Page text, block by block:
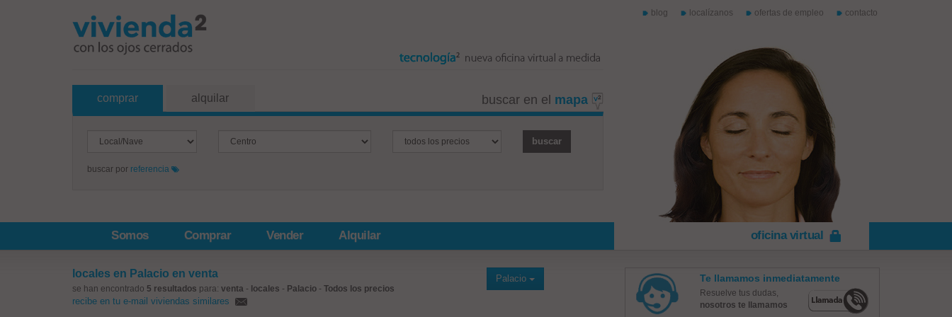
blog localízanos ofertas de empleo contacto
buscar en el mapa
comprar alquilar
buscar por referencia
Somos Comprar Vender Alquilar oficina virtual
locales en Palacio en venta
se han encontrado 5 resultados para: venta - locales - Palacio - Todos los precios
recibe en tu e-mail viviendas similares
Palacio Te llamamos inmediatamente
Resuelve tus dudas,
nosotros te llamamos